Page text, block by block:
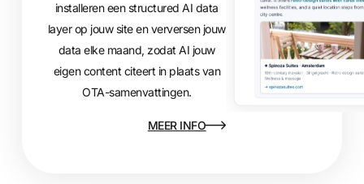
installeren een structured AI data
layer op jouw site en verversen jouw
data elke maand, zodat AI jouw
eigen content citeert in plaats van
OTA-samenvattingen.
MEER INFO